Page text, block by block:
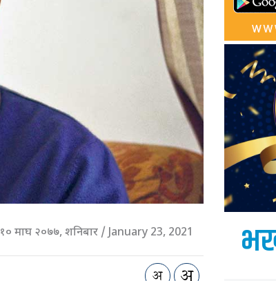
१० माघ २०७७, शनिबार / January 23, 2021